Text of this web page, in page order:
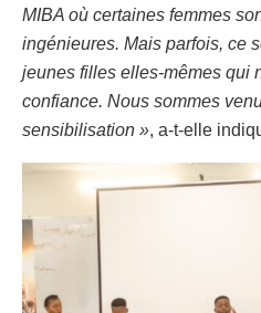
MIBA où certaines femmes
ingénieures. Mais parfois, ce
jeunes filles elles-mêmes qui
confiance. Nous sommes
sensibilisation », a-t-elle